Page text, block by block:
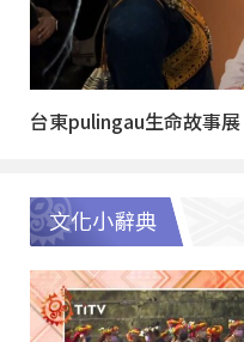
台東pulingau生命故事
文化小辭典